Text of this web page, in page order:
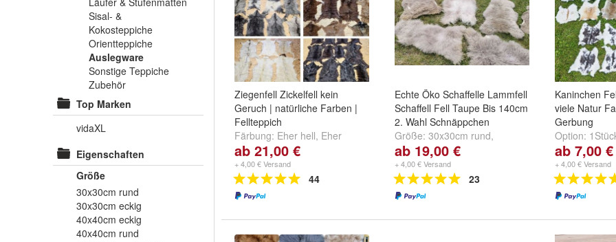
Sisal- &
Kokosteppiche
Orientteppiche
Auslegware
Sonstige Teppiche
Zubehör
Top Marken
vidaXL
Eigenschaften
Größe
30x30cm rund
30x30cm eckig
40x40cm eckig
40x40cm rund
Ziegenfell Zickelfell kein
Geruch | natürliche Farben |
Fellteppich
Färbung: Eher hell, Eher
dunkel, Bräunlich
...
ab 21,00 €
+ 4,00 € Versand
44
Echte Öko Schaffelle Lammfell
Schaffell Fell Taupe Bis 140cm
2. Wahl Schnäppchen
Größe: 30x30cm rund,
30x30cm eckig,
undweitere ...
ab 19,00 €
+ 4,00 € Versand
23
Kaninchen
viele Natur
Gerbung
Option:
2.Wahl ,10
weitere ...
ab 7,00 €
+ 4,00 € Versand